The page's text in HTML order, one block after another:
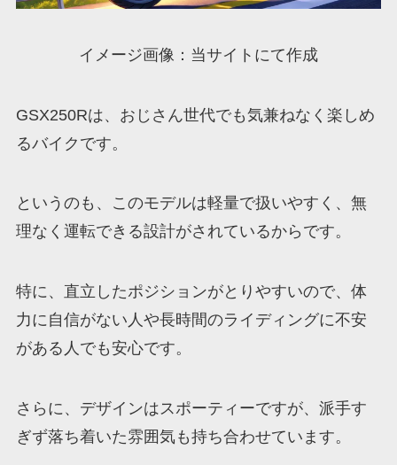
イメージ画像：当サイトにて作成
GSX250Rは、おじさん世代でも気兼ねなく楽しめ
るバイクです。
というのも、このモデルは軽量で扱いやすく、無
理なく運転できる設計がされているからです。
特に、直立したポジションがとりやすいので、体
力に自信がない人や長時間のライディングに不安
がある人でも安心です。
さらに、デザインはスポーティーですが、派手す
ぎず落ち着いた雰囲気も持ち合わせています。